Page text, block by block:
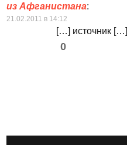
из Афганистана:
21.02.2011 в 14:12
[…] источник […]
0